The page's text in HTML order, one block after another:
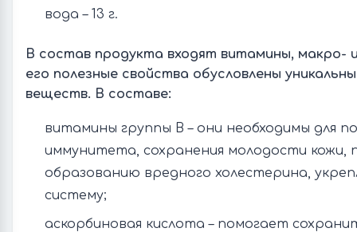
вода – 13 г.
В состав продукта входят витамины, макро-
его полезные свойства обусловлены
веществ. В составе:
витамины группы B – они необходимы для
иммунитета, сохранения молодости кожи,
образованию вредного холестерина,
систему;
аскорбиновая кислота – помогает